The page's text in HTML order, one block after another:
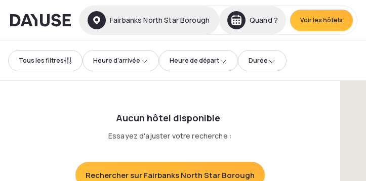
Dayuse Fairbanks North Star Borough Quand ? Voir les hôtels
Tous les filtres Heure d'arrivée Heure de départ Durée
Aucun hôtel disponible
Essayez d'ajuster votre recherche :
Rechercher sur Fairbanks North Star Borough